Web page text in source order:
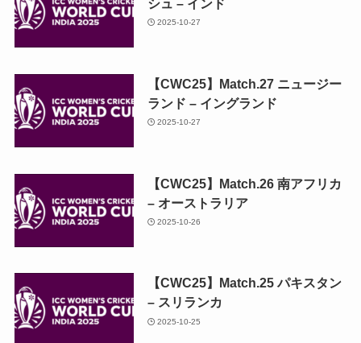
シュ – インド
2025-10-27
【CWC25】Match.27 ニュージー
ランド – イングランド
2025-10-27
【CWC25】Match.26 南アフリカ
– オーストラリア
2025-10-26
【CWC25】Match.25 パキスタン
– スリランカ
2025-10-25